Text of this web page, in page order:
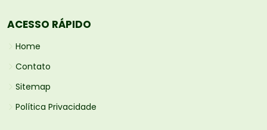
ACESSO RÁPIDO
Home
Contato
Sitemap
Política Privacidade